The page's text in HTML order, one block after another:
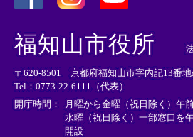
外
部
リ
ン
ク
＞
外
リ
ン
ク
＞
外
部
ン
ク
＞
福知山市役所
〒620-8501 京都府福知山市字内記13番地
Tel：0773-22-6111（代表）
開庁時間：
月曜から金曜（祝日除く）午
水曜（祝日除く）一部窓口を
開設